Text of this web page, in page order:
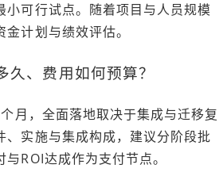
小可行试点。随着项目与人员规模
计划与绩效评估。
久、费用如何预算？
月，全面落地取决于集成与迁移复
、实施与集成构成，建议分阶段批
ROI达成作为支付节点。